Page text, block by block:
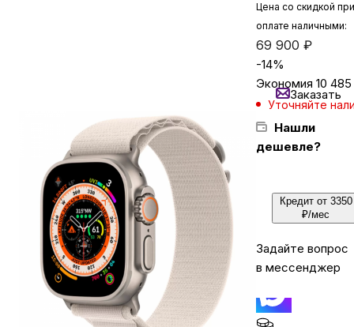
Бытовая техника
Красота и здоровье
Сумки и чемоданы
Для дома и дачи
LEGO
Цена со скидкой при
оплате наличными:
69 900 ₽
-14%
Экономия 10 485
Уточняйте
Нашли
дешевле?
Заказать
Кредит от 3350
₽/мес
Задайте вопрос
в мессенджер